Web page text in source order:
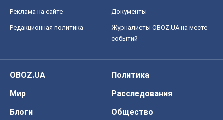
Реклама на сайте Документы
Редакционная политика
Журналисты OBOZ.UA на месте
событий
OBOZ.UA
Политика
Мир
Расследования
Блоги
Общество